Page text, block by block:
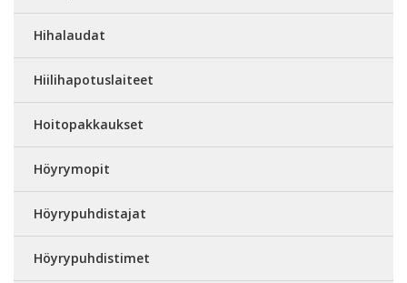
Hihalaudat
Hiilihapotuslaiteet
Hoitopakkaukset
Höyrymopit
Höyrypuhdistajat
Höyrypuhdistimet